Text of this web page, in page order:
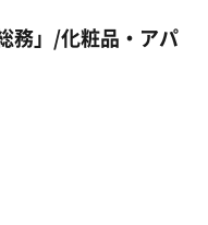
務」/化粧品・アパ